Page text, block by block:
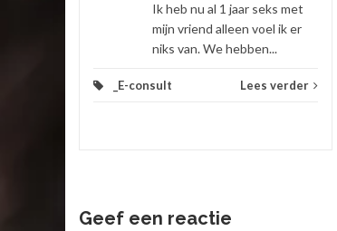
Ik heb nu al 1 jaar seks met
mijn vriend alleen voel ik er
niks van. We hebben...
_E-consult Lees verder
Geef een reactie